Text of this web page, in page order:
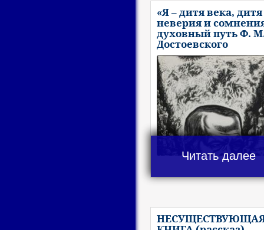
«Я – дитя века, дитя
неверия и
духовный путь Ф.
Достоевского
Читать далее